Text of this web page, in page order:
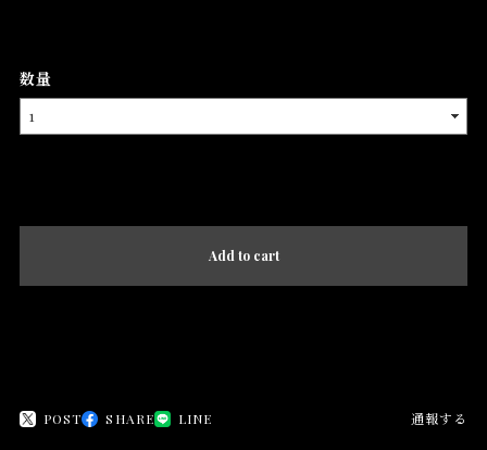
数量
Add to cart
POST SHARE LINE 通報する